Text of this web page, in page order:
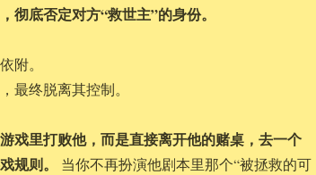
彻底否定对方“救世主”的身份。
附。
最终脱离其控制。
戏里打败他，而是直接离开他的赌桌，去一个
规则。
当你不再扮演他剧本里那个“被拯救的可